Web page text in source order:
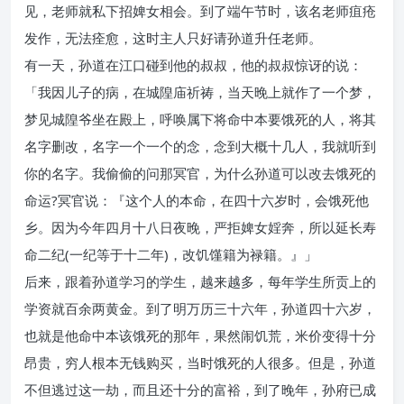
见，老师就私下招婢女相会。到了端午节时，该名老师疽疮
发作，无法痊愈，这时主人只好请孙道升任老师。
有一天，孙道在江口碰到他的叔叔，他的叔叔惊讶的说：
「我因儿子的病，在城隍庙祈祷，当天晚上就作了一个梦，
梦见城隍爷坐在殿上，呼唤属下将命中本要饿死的人，将其
名字删改，名字一个一个的念，念到大概十几人，我就听到
你的名字。我偷偷的问那冥官，为什么孙道可以改去饿死的
命运?冥官说：『这个人的本命，在四十六岁时，会饿死他
乡。因为今年四月十八日夜晚，严拒婢女婬奔，所以延长寿
命二纪(一纪等于十二年)，改饥馑籍为禄籍。』」
后来，跟着孙道学习的学生，越来越多，每年学生所贡上的
学资就百余两黄金。到了明万历三十六年，孙道四十六岁，
也就是他命中本该饿死的那年，果然闹饥荒，米价变得十分
昂贵，穷人根本无钱购买，当时饿死的人很多。但是，孙道
不但逃过这一劫，而且还十分的富裕，到了晚年，孙府已成